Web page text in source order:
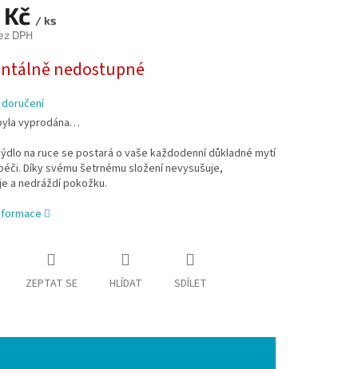
/ ks
DPH
nedostupné
vyprodána…
na ruce se postará o vaše každodenní důkladné mytí
Díky svému šetrnému složení nevysušuje,
a nedráždí pokožku.
ZEPTAT SE HLÍDAT SDÍLET